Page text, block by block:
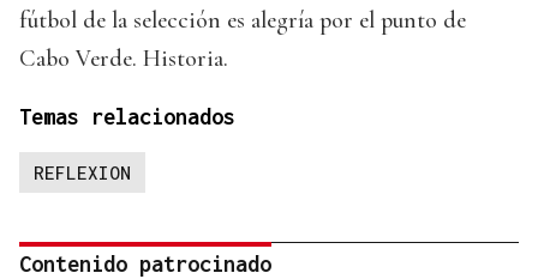
fútbol de la selección es alegría por el punto de
Cabo Verde. Historia.
Temas relacionados
REFLEXION
Contenido patrocinado